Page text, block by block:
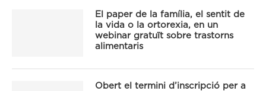
El paper de la família, el sentit de
la vida o la ortorexia, en un
webinar gratuït sobre trastorns
alimentaris
Obert el termini d’inscripció per a